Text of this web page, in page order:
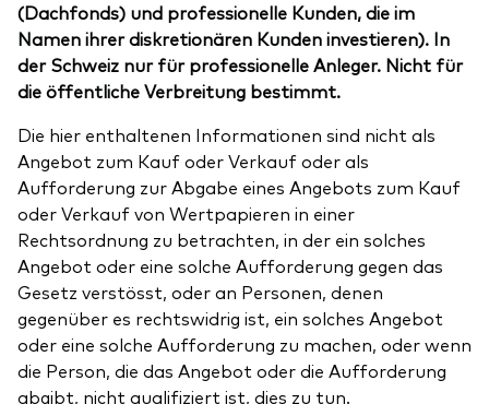
(Dachfonds) und professionelle Kunden, die im
Namen ihrer diskretionären Kunden investieren). In
der Schweiz nur für professionelle Anleger. Nicht für
die öffentliche Verbreitung bestimmt.
Die hier enthaltenen Informationen sind nicht als
Angebot zum Kauf oder Verkauf oder als
Aufforderung zur Abgabe eines Angebots zum Kauf
oder Verkauf von Wertpapieren in einer
Rechtsordnung zu betrachten, in der ein solches
Angebot oder eine solche Aufforderung gegen das
Gesetz verstösst, oder an Personen, denen
gegenüber es rechtswidrig ist, ein solches Angebot
oder eine solche Aufforderung zu machen, oder wenn
die Person, die das Angebot oder die Aufforderung
abgibt, nicht qualifiziert ist, dies zu tun.